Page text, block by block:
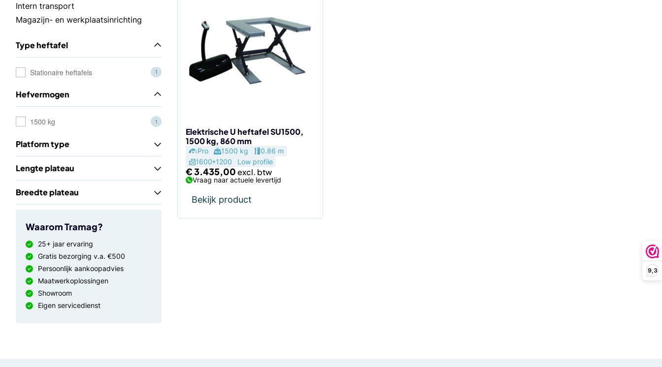
9,3
Intern transport
Magazijn- en werkplaatsinrichting
Type heftafel
Stationaire heftafels 1
Hefvermogen
1500 kg 1
Platform type
Lengte plateau
Breedte plateau
Waarom Tramag?
25+ jaar ervaring
Gratis bezorging v.a. €500
Persoonlijk aankoopadvies
Maatwerkoplossingen
Showroom
Eigen servicedienst
Elektrische U heftafel SU1500,
1500 kg, 860 mm
Pro 1500 kg
0.86 m
1600*1200
Low profile
€3.435,00
Vraag naar actuele levertijd
Bekijk product